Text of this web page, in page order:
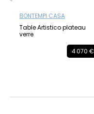
BONTEMPI CASA
Table Artistico plateau
verre
4 070 €